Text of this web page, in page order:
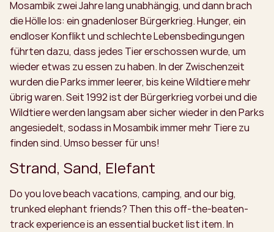
Mosambik zwei Jahre lang unabhängig, und dann brach
die Hölle los: ein gnadenloser Bürgerkrieg. Hunger, ein
endloser Konflikt und schlechte Lebensbedingungen
führten dazu, dass jedes Tier erschossen wurde, um
wieder etwas zu essen zu haben. In der Zwischenzeit
wurden die Parks immer leerer, bis keine Wildtiere mehr
übrig waren. Seit 1992 ist der Bürgerkrieg vorbei und die
Wildtiere werden langsam aber sicher wieder in den Parks
angesiedelt, sodass in Mosambik immer mehr Tiere zu
finden sind. Umso besser für uns!
Strand, Sand, Elefant
Do you love beach vacations, camping, and our big,
trunked elephant friends? Then this off-the-beaten-
track experience is an essential bucket list item. In